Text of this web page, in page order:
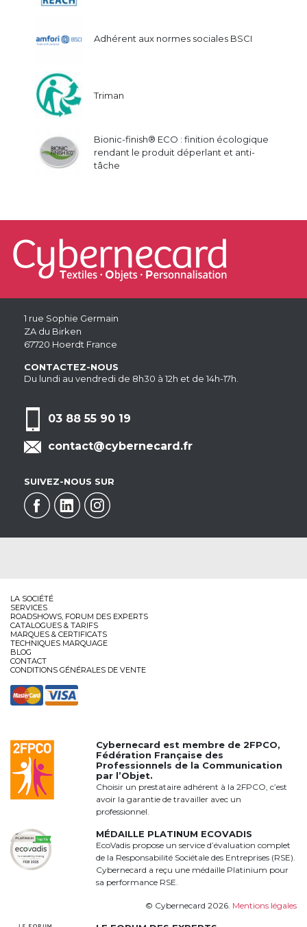
Adhérent aux normes sociales BSCI
Triman
Bionic-finish® ECO : finition écologique
rendant le produit déperlant et anti-
tâche
1 rue Sophie Germain
ZA du Birken
67720 Hoerdt France
CONTACTEZ-NOUS
Du lundi au vendredi de 8h30 à 12h et de 14h-17h.
03 88 55 90 19
contact@cybernecard.fr
SUIVEZ-NOUS SUR
LA SOCIÉTÉ
SERVICES
ROADSHOWS, FORUM DES EXPERTS
CATALOGUES & TARIFS
MARQUES & CERTIFICATS
TECHNIQUES MARQUAGE
BLOG
CONTACT
CONDITIONS GÉNÉRALES DE VENTE
Cybernecard est membre de2FPCO,
Fédération Française des
Professionnels de la Communication
par l’Objet.
Choisir un prestataire adhérent à la 2FPCO, c’est
avoir la garantie de travailler avec un
professionnel.
MÉDAILLE PLATINUM ECOVADIS
EcoVadis propose un service d’évaluation complet
de la Responsabilité Sociétale des Entreprises (RSE).
Cybernecard a reçu une médaille Platinium pour
sa performance RSE.
© Cybernecard 2026. Mentions légales